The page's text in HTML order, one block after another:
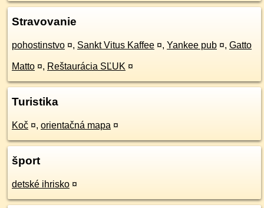
Stravovanie
pohostinstvo ¤, Sankt Vitus Kaffee ¤, Yankee pub ¤, Gatto
Matto ¤, Reštaurácia SĽUK ¤
Turistika
Koč ¤, orientačná mapa ¤
šport
detské ihrisko ¤